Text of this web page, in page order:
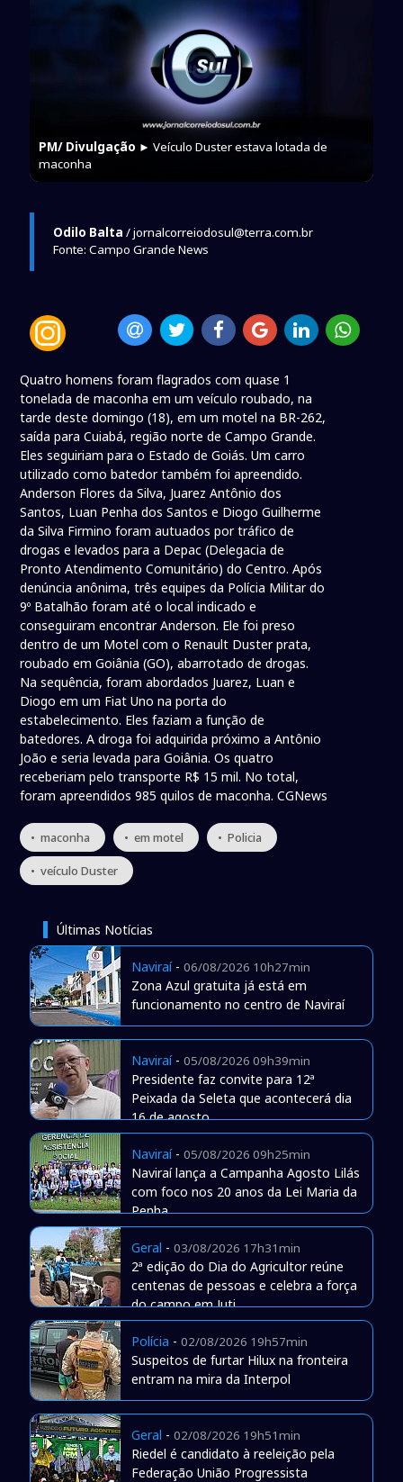
PM/ Divulgação ► Veículo Duster estava lotada de
maconha
Odilo Balta / jornalcorreiodosul@terra.com.br
Fonte: Campo Grande News
Quatro homens foram flagrados com quase 1
tonelada de maconha em um veículo roubado, na
tarde deste domingo (18), em um motel na BR-262,
saída para Cuiabá, região norte de Campo Grande.
Eles seguiriam para o Estado de Goiás. Um carro
utilizado como batedor também foi apreendido.
Anderson Flores da Silva, Juarez Antônio dos
Santos, Luan Penha dos Santos e Diogo Guilherme
da Silva Firmino foram autuados por tráfico de
drogas e levados para a Depac (Delegacia de
Pronto Atendimento Comunitário) do Centro. Após
denúncia anônima, três equipes da Polícia Militar do
9º Batalhão foram até o local indicado e
conseguiram encontrar Anderson. Ele foi preso
dentro de um Motel com o Renault Duster prata,
roubado em Goiânia (GO), abarrotado de drogas.
Na sequência, foram abordados Juarez, Luan e
Diogo em um Fiat Uno na porta do
estabelecimento. Eles faziam a função de
batedores. A droga foi adquirida próximo a Antônio
João e seria levada para Goiânia. Os quatro
receberiam pelo transporte R$ 15 mil. No total,
foram apreendidos 985 quilos de maconha. CGNews
• maconha • em motel • Policia
• veículo Duster
Últimas Notícias
Naviraí- 06/08/2026 10h27min
Zona Azul gratuita já está em
funcionamento no centro de Naviraí
Naviraí- 05/08/2026 09h39min
Presidente faz convite para 12ª
Peixada da Seleta que acontecerá dia
16 de agosto
Naviraí- 05/08/2026 09h25min
Naviraí lança a Campanha Agosto Lilás
com foco nos 20 anos da Lei Maria da
Penha
Geral - 03/08/2026 17h31min
2ª edição do Dia do Agricultor reúne
centenas de pessoas e celebra a força
do campo em Juti
Polícia - 02/08/2026 19h57min
Suspeitos de furtar Hilux na fronteira
entram na mira da Interpol
Geral - 02/08/2026 19h51min
Riedel é candidato à reeleição pela
Federação União Progressista